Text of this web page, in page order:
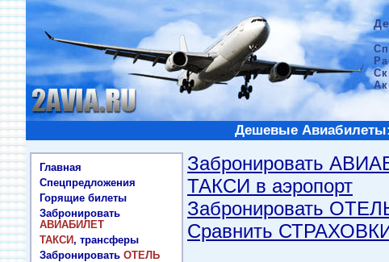
Дешевые
Главная
Спецпредложения
Горящие билеты
Забронировать
АВИАБИЛЕТ
ТАКСИ, трансферы
Забронировать ОТЕЛЬ
Забронировать
ТАКСИ в аэропорт
Забронировать
Сравнить